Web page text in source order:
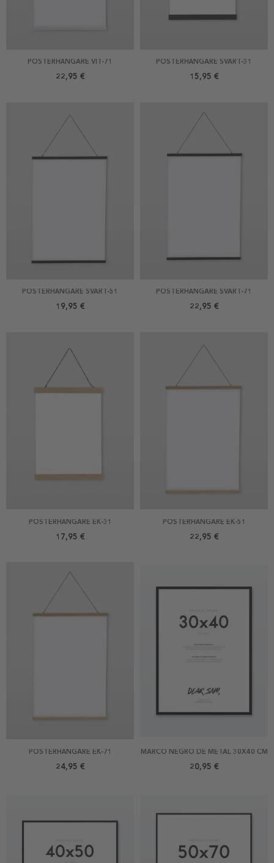
POSTERHÄNGARE VIT-71
22,95 €
POSTERHÄNGARE SVART-31
15,95 €
POSTERHÄNGARE SVART-51
19,95 €
POSTERHÄNGARE SVART-71
22,95 €
POSTERHÄNGARE EK-31
17,95 €
POSTERHÄNGARE EK-51
22,95 €
POSTERHÄNGARE EK-71
24,95 €
MARCO NEGRO DE METAL 30X40 CM
20,95 €